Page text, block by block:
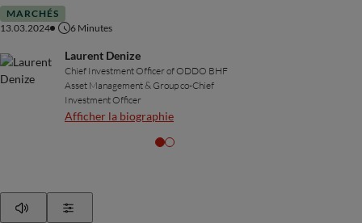
MARCHÉS
13.03.2024
6 Minutes
Laurent Denize
Chief Investment Officer of ODDO BHF
Asset Management & Group co-Chief
Investment Officer
Afficher la biographie